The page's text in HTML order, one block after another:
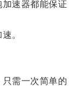
速器都能保证
。
需一次简单的